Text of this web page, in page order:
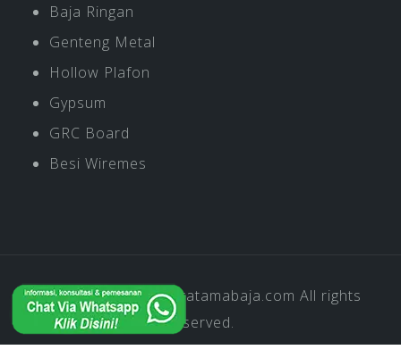
Baja Ringan
Genteng Metal
Hollow Plafon
Gypsum
GRC Board
Besi Wiremes
Copyright © 2019Pratamabaja.com All rights
reserved.